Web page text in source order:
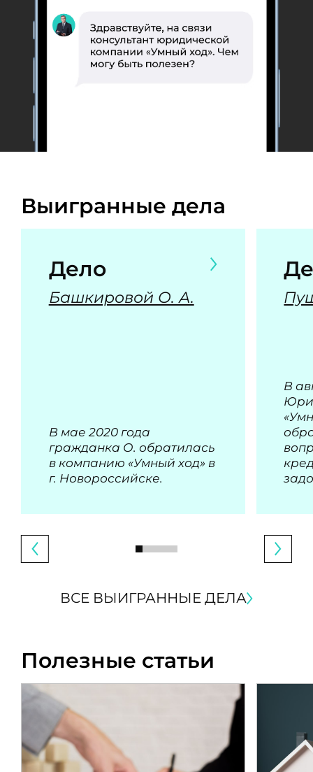
Выигранные дела
Дело
Башкировой О. А.
В мае 2020 года
гражданка О. обратилась
в компанию «Умный ход» в
г. Новороссийске.
В
ВСЕ ВЫИГРАННЫЕ ДЕЛА
Полезные статьи